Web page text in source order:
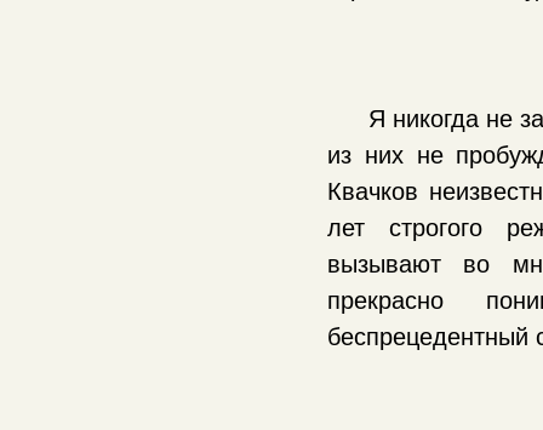
Я никогда не
из них не
Квачков
лет строгого
вызывают во
прекрасно
беспрецедентный